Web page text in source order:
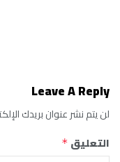
Leave A Reply
لن يتم نشر عنوان بريدك
التعليق *